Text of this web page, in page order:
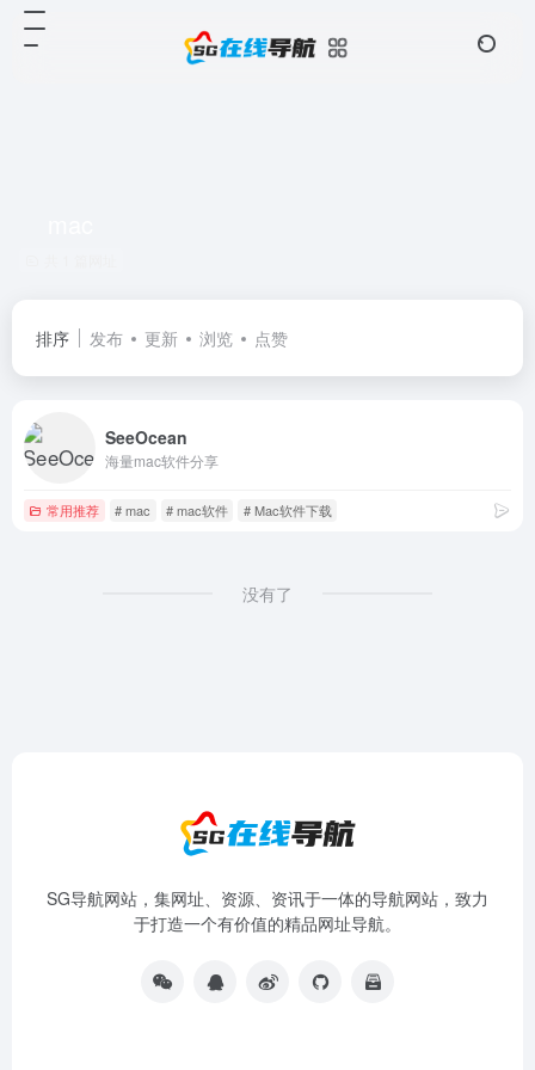
排序 发布 更新 浏览 点赞
SeeOcean
海量mac软件分享
常用推荐 # mac # mac软件 # Mac软件下载
没有了
SG导航网站，集网址、资源、资讯于一体的导航网站，致力
于打造一个有价值的精品网址导航。